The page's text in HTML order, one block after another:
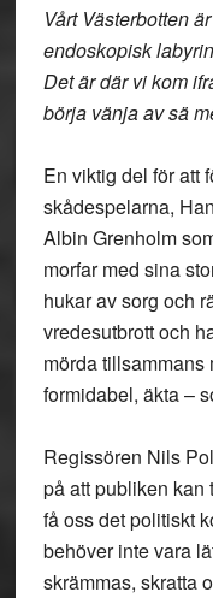
Vårt Västerbotten
endoskopisk
Det är där vi kom
börja vänja av sä
En viktig del för att
skådespelarna,
Albin Grenholm
morfar med sina
hukar av sorg och
vredesutbrott och
mörda tillsammans
formidabel, äkta –
Regissören Nils
på att publiken kan
få oss det politiskt
behöver inte vara
skrämmas, skratta